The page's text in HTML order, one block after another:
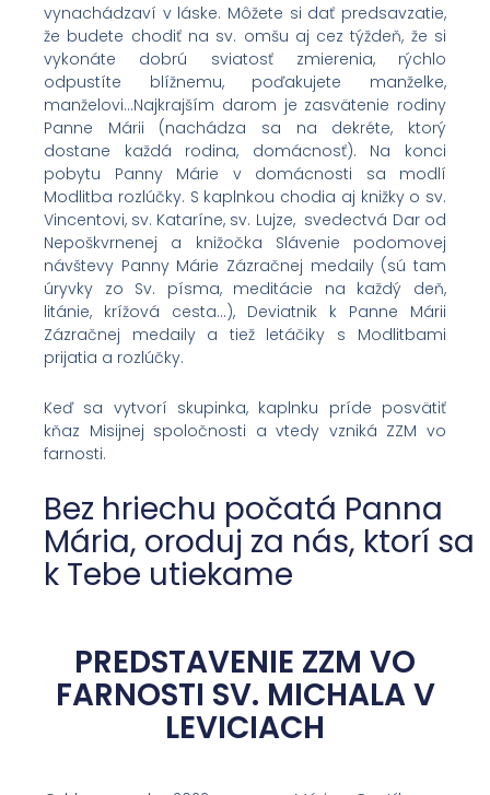
vynachádzaví v láske. Môžete si dať predsavzatie,
že budete chodiť na sv. omšu aj cez týždeň, že si
vykonáte dobrú sviatosť zmierenia, rýchlo
odpustíte blížnemu, poďakujete manželke,
manželovi…Najkrajším darom je zasvätenie rodiny
Panne Márii (nachádza sa na dekréte, ktorý
dostane každá rodina, domácnosť). Na konci
pobytu Panny Márie v domácnosti sa modlí
Modlitba rozlúčky. S kaplnkou chodia aj knižky o sv.
Vincentovi, sv. Kataríne, sv. Lujze, svedectvá Dar od
Nepoškvrnenej a knižočka Slávenie podomovej
návštevy Panny Márie Zázračnej medaily (sú tam
úryvky zo Sv. písma, meditácie na každý deň,
litánie, krížová cesta…), Deviatnik k Panne Márii
Zázračnej medaily a tiež letáčiky s Modlitbami
prijatia a rozlúčky.
Keď sa vytvorí skupinka, kaplnku príde posvätiť
kňaz Misijnej spoločnosti a vtedy vzniká ZZM vo
farnosti.
Bez hriechu počatá Panna
Mária, oroduj za nás, ktorí sa
k Tebe utiekame
PREDSTAVENIE ZZM VO
FARNOSTI SV. MICHALA V
LEVICIACH